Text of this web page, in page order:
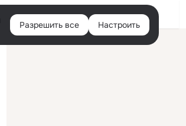
Войти
Разрешить все Настроить